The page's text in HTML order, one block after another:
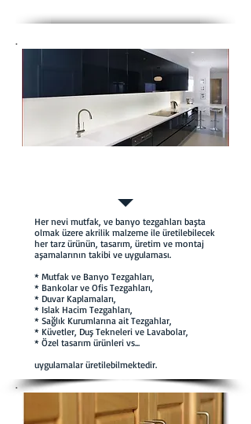
Her nevi mutfak, ve banyo tezgahları başta
olmak üzere akrilik malzeme ile üretilebilecek
her tarz ürünün, tasarım, üretim ve montaj
aşamalarının takibi ve uygulaması.
* Mutfak ve Banyo Tezgahları,​
* Bankolar ve Ofis Tezgahları,
* Duvar Kaplamaları,
* Islak Hacim Tezgahları,
* Sağlık Kurumlarına ait Tezgahlar,
* Küvetler, Duş Tekneleri ve Lavabolar,
* Özel tasarım ürünleri vs...
uygulamalar üretilebilmektedir.